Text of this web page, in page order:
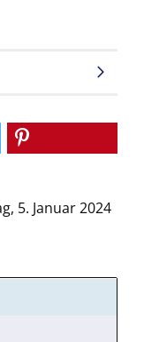
5. Januar 2024